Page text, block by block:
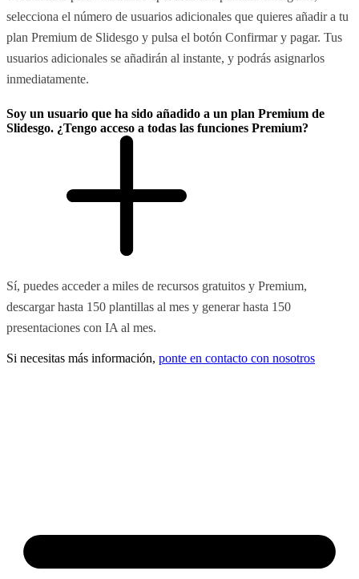
selecciona el número de usuarios adicionales que quieres añadir a tu
plan Premium de Slidesgo y pulsa el botón Confirmar y pagar. Tus
usuarios adicionales se añadirán al instante, y podrás asignarlos
inmediatamente.
Soy un usuario que ha sido añadido a un plan Premium de
Slidesgo. ¿Tengo acceso a todas las funciones Premium?
Sí, puedes acceder a miles de recursos gratuitos y Premium,
descargar hasta 150 plantillas al mes y generar hasta 150
presentaciones con IA al mes.
Si necesitas más información, ponte en contacto con nosotros